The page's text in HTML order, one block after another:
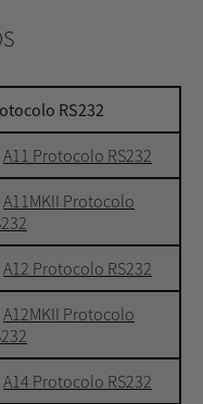
RS232
A11 Protocolo RS232
A11MKII Protocolo
A12 Protocolo RS232
A12MKII Protocolo
A14 Protocolo RS232